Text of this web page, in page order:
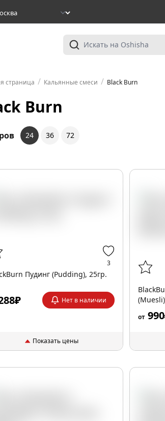
страница / Кальянные смеси / Black Burn
Burn
24 36 72
3
Пудинг (Pudding), 25гр.
Нет в наличии
Показать цены
от